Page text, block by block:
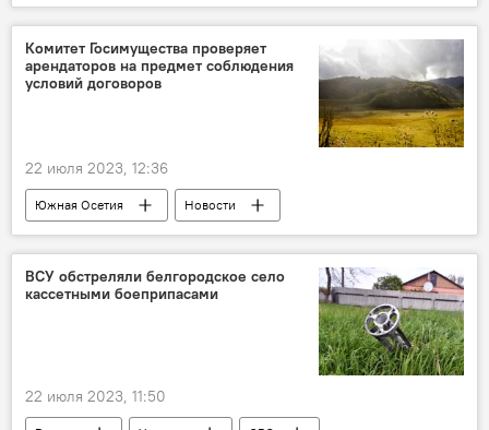
Новости
Общество Россия
Комитет Госимущества проверяет
арендаторов на предмет соблюдения
условий договоров
22 июля 2023, 12:36
Южная Осетия
Новости
Сельское хозяйство
Минсельхоз Южной Осети
Правительство Южной Осетии
Цхинвальский район РЮО
ВСУ обстреляли белгородское село
кассетными боеприпасами
22 июля 2023, 11:50